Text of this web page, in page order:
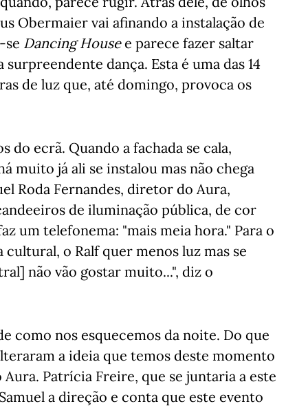
Obermaier vai afinando a instalação de
se Dancing Housee parece fazer saltar
dança. Esta é uma das 14
de luz que, até domingo, provoca os
do ecrã. Quando a fachada se cala,
muito já ali se instalou mas não chega
Roda Fernandes, diretor do Aura,
de iluminação pública, de cor
um telefonema: "mais meia hora." Para o
cultural, o Ralf quer menos luz mas se
não vão gostar muito...", diz o
como nos esquecemos da noite. Do que
a ideia que temos deste momento
Patrícia Freire, que se juntaria a este
a direção e conta que este evento